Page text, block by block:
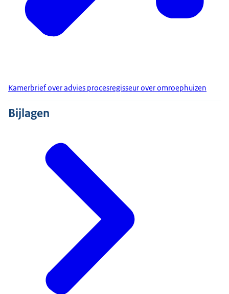
Kamerbrief over advies procesregisseur over omroephuizen
Bijlagen